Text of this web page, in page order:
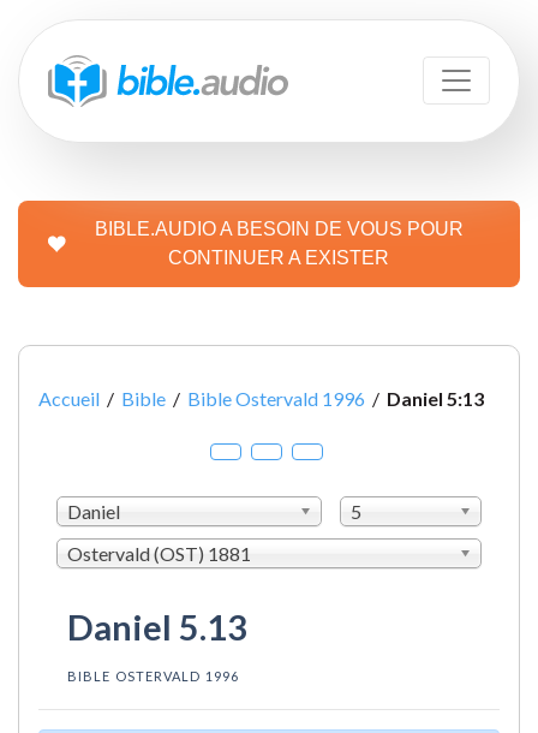
BIBLE.AUDIO A BESOIN DE VOUS POUR
CONTINUER A EXISTER
Accueil / Bible / Bible Ostervald 1996 / Daniel 5:13
Daniel
5
Ostervald (OST) 1881
Daniel 5.13
BIBLE OSTERVALD 1996